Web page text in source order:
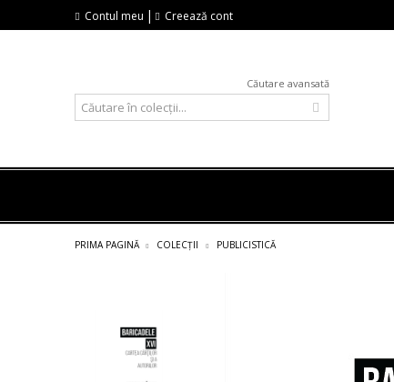
Contul meu | Creează cont
Căutare avansată
PRIMA PAGINĂ COLECȚII PUBLICISTICĂ